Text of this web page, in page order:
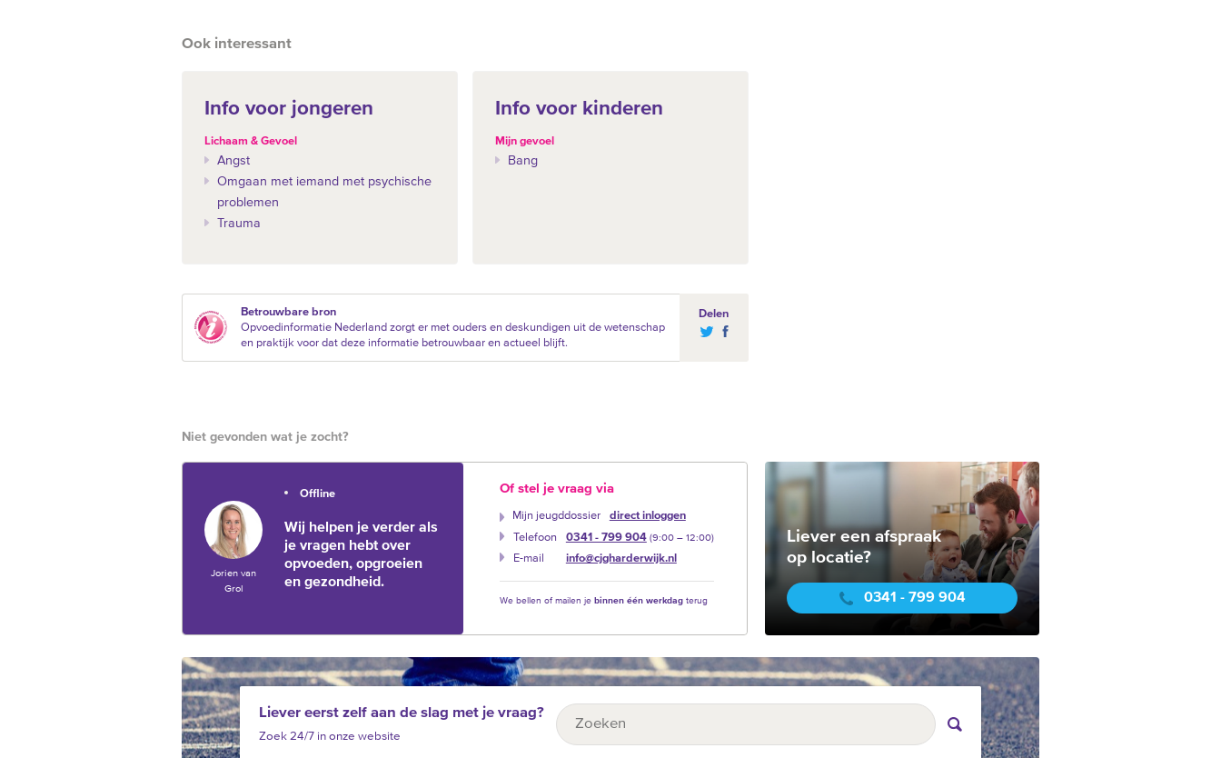
Ook interessant
Info voor jongeren
Lichaam & Gevoel
Angst
Omgaan met iemand met psychische
problemen
Trauma
Info voor kinderen
Mijn gevoel
Bang
Betrouwbare bron
Opvoedinformatie Nederland zorgt er met ouders en deskundigen uit de wetenschap
en praktijk voor dat deze informatie betrouwbaar en actueel blijft.
Delen
Niet gevonden wat je zocht?
Jorien van
Grol
Offline
Wij helpen je verder als
je vragen hebt over
opvoeden, opgroeien
en gezondheid.
Of stel je vraag via
Mijn jeugddossier
direct inloggen
Telefoon
0341 - 799 904 (9:00 –‍ 12:00)
E-mail info@cjgharderwijk.nl
We bellen of mailen je binnen één werkdagterug
Liever een afspraak
op locatie?
0341 - 799 904
Liever eerst zelf aan de slag met je vraag?
Zoek 24/7 in onze website